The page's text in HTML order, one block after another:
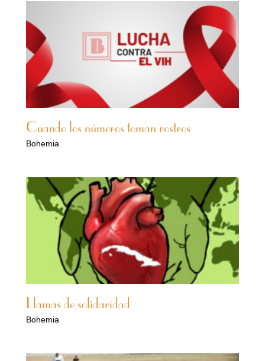
Cuando los números toman rostros
Bohemia
Llamas de solidaridad
Bohemia